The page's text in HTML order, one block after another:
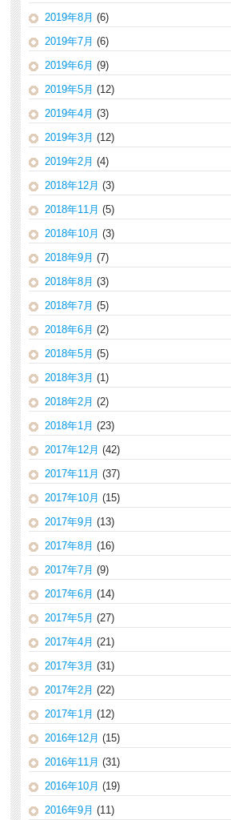
2019年8月 (6)
2019年7月 (6)
2019年6月 (9)
2019年5月 (12)
2019年4月 (3)
2019年3月 (12)
2019年2月 (4)
2018年12月 (3)
2018年11月 (5)
2018年10月 (3)
2018年9月 (7)
2018年8月 (3)
2018年7月 (5)
2018年6月 (2)
2018年5月 (5)
2018年3月 (1)
2018年2月 (2)
2018年1月 (23)
2017年12月 (42)
2017年11月 (37)
2017年10月 (15)
2017年9月 (13)
2017年8月 (16)
2017年7月 (9)
2017年6月 (14)
2017年5月 (27)
2017年4月 (21)
2017年3月 (31)
2017年2月 (22)
2017年1月 (12)
2016年12月 (15)
2016年11月 (31)
2016年10月 (19)
2016年9月 (11)